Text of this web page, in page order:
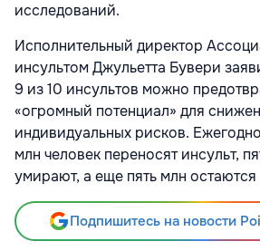
исследований.
Исполнительный директор
инсультом Джульетта Бувери
9 из 10 инсультов можно
«огромный потенциал» для
индивидуальных рисков.
млн человек переносят инсульт,
умирают, а еще пять млн
Подпишитесь на новости